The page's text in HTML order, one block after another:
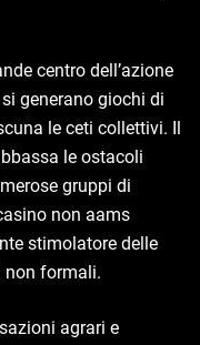
centro dell’azione
generano giochi di
le ceti collettivi. Il
le ostacoli
gruppi di
non aams
stimolatore delle
non formali.
agrari e